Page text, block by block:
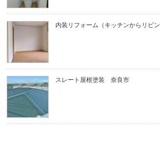
内装リフォーム（キッチンからリビ
スレート屋根塗装 奈良市